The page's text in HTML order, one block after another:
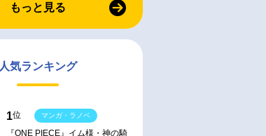
もっと見る
人気ランキング
1位
『ONE PIECE』イム様・神の騎
マンガ・ラノベ